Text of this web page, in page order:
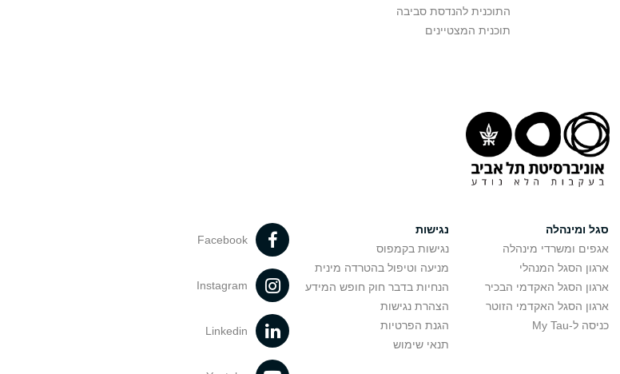
התוכנית להנדסת סביבה
תוכנית המצטיינים
סגל ומינהלה
אגפים ומשרדי מינהלה
ארגון הסגל המנהלי
ארגון הסגל האקדמי הבכיר
ארגון הסגל האקדמי הזוטר
כניסה ל-My Tau
נגישות
נגישות בקמפוס
מניעה וטיפול בהטרדה מינית
הנחיות בדבר חוק חופש המידע
הצהרת נגישות
הגנת הפרטיות
תנאי שימוש
Facebook
Instagram
Linkedin